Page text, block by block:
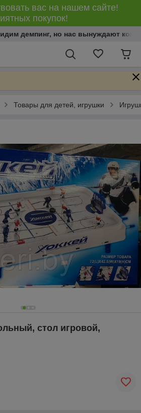
вас на нашем сайте!
покупок!
демпинг, но нас вынуждают
Товары для детей, игрушки
стол игровой,